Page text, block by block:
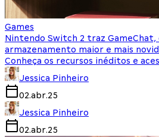
Games
Nintendo Switch 2 traz GameChat,
armazenamento maior e mais
Conheça os recursos inéditos e
Jessica Pinheiro
02.abr.25
Jessica Pinheiro
02.abr.25